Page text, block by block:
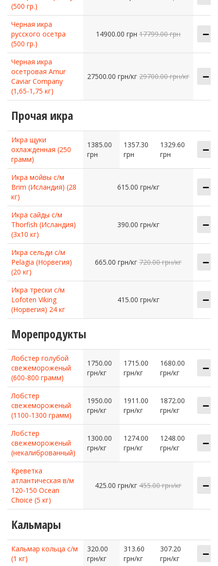
(500 гр.)
Черная икра
русского осетра
(500 гр.)
14900.00 грн 17799.00 грн
Черная икра
осетровая Amur
Caviar Company
(1,65-1,75 кг)
27500.00 грн/кг 29700.00 грн/кг
Прочая икра
Икра щуки
охлажденная (250
грамм)
1385.00
грн
1357.30
грн
1329.60
грн
Икра мойвы с/м
Brim (Исландия) (28
кг)
615.00 грн/кг
Икра сайды с/м
Thorfish (Исландия)
(3х10 кг)
390.00 грн/кг
Икра сельди с/м
Pelagia (Норвегия)
(20 кг)
665.00 грн/кг 720.00 грн/кг
Икра трески с/м
Lofoten Viking
(Норвегия) 24 кг
415.00 грн/кг
Морепродукты
Лобстер голубой
свежемороженый
(600-800 грамм)
1750.00
грн/кг
1715.00
грн/кг
1680.00
грн/кг
Лобстер
свежемороженый
(1100-1300 грамм)
1950.00
грн/кг
1911.00
грн/кг
1872.00
грн/кг
Лобстер
свежемороженый
(некалиброванный)
1300.00
грн/кг
1274.00
грн/кг
1248.00
грн/кг
Креветка
атлантическая в/м
120-150 Ocean
Choice (5 кг)
425.00 грн/кг 455.00 грн/кг
Кальмары
Кальмар кольца с/м
(1 кг)
320.00
грн/кг
313.60
грн/кг
307.20
грн/кг